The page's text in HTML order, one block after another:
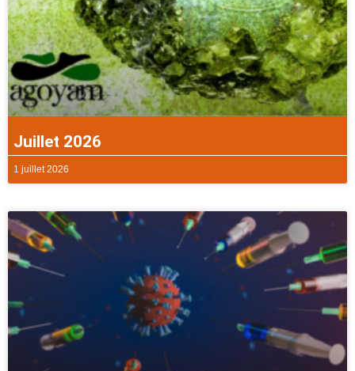
Juillet 2026
1 juillet 2026